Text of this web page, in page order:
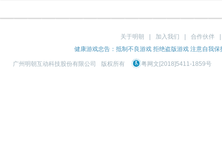
关于明朝 加入我们 合作伙伴
健康游戏忠告：抵制不良游戏 拒绝盗版游戏 注意自我
广州明朝互动科技股份有限公司 版权所有 粤网文[2018]5411-1859号